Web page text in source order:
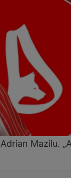
Mazilu.